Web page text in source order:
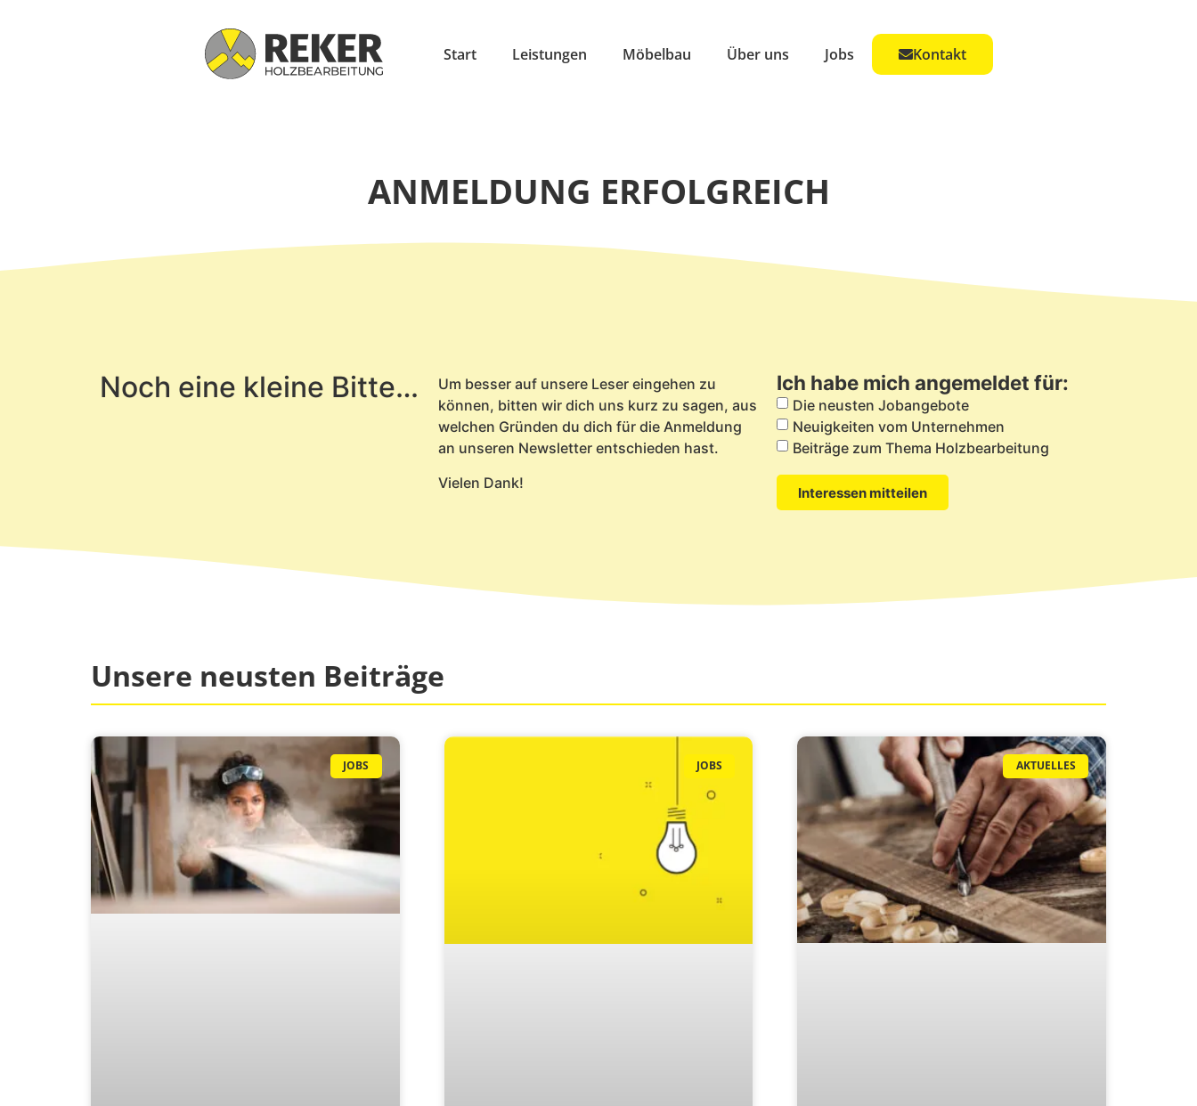
Start Leistungen Möbelbau Über uns Jobs Kontakt
ANMELDUNG ERFOLGREICH
Noch eine kleine Bitte…
Um besser auf unsere Leser eingehen zu
können, bitten wir dich uns kurz zu sagen, aus
welchen Gründen du dich für die Anmeldung
an unseren Newsletter entschieden hast.
Vielen Dank!
Ich habe mich angemeldet für:
Die neusten Jobangebote
Neuigkeiten vom Unternehmen
Beiträge zum Thema Holzbearbeitung
Interessen mitteilen
Unsere neusten Beiträge​
JOBS JOBS AKTUELLES